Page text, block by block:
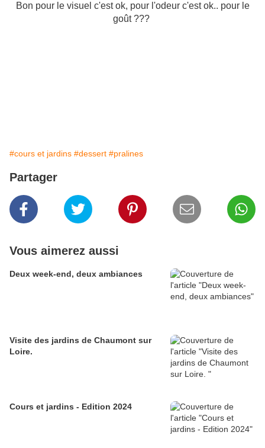
Bon pour le visuel c'est ok, pour l'odeur c'est ok.. pour le
goût ???
#cours et jardins #dessert #pralines
Partager
Vous aimerez aussi
Deux week-end, deux ambiances
Visite des jardins de Chaumont sur
Loire.
Cours et jardins - Edition 2024